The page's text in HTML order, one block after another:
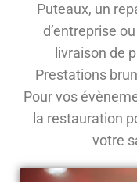
Puteaux, un
d’entreprise
livraison de
Prestations
Pour vos
la restauration
votre